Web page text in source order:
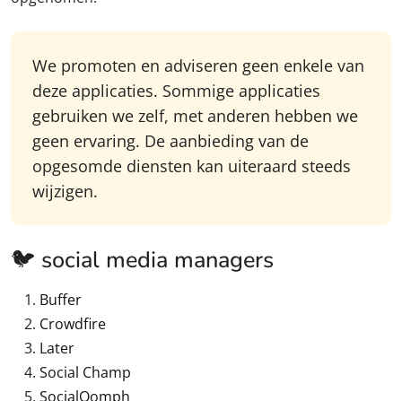
We promoten en adviseren geen enkele van
deze applicaties. Sommige applicaties
gebruiken we zelf, met anderen hebben we
geen ervaring. De aanbieding van de
opgesomde diensten kan uiteraard steeds
wijzigen.
🐦 social media managers
Buffer
Crowdfire
Later
Social Champ
SocialOomph